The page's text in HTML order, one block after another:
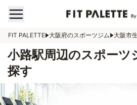
FIT PALETTE 大阪府のスポーツジム 大阪市
小路駅周辺のスポーツ
探す